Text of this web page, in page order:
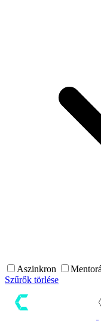
Aszinkron
Szűrők törlése